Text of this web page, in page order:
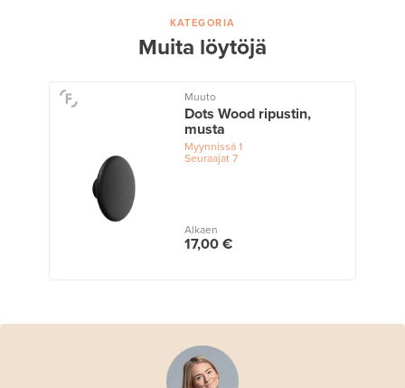
KATEGORIA
Muita löytöjä
Muuto
Dots Wood ripustin,
musta
Myynnissä1
Seuraajat 7
Alkaen
17,00 €